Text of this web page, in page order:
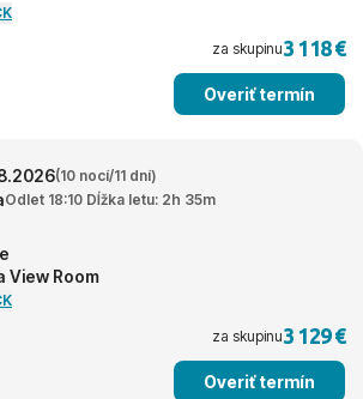
za skupinu3 118 €
Overiť termín
(10 nocí/11 dní)
Odlet 18:10 Dĺžka letu: 2h 35m
View Room
za skupinu3 129 €
Overiť termín